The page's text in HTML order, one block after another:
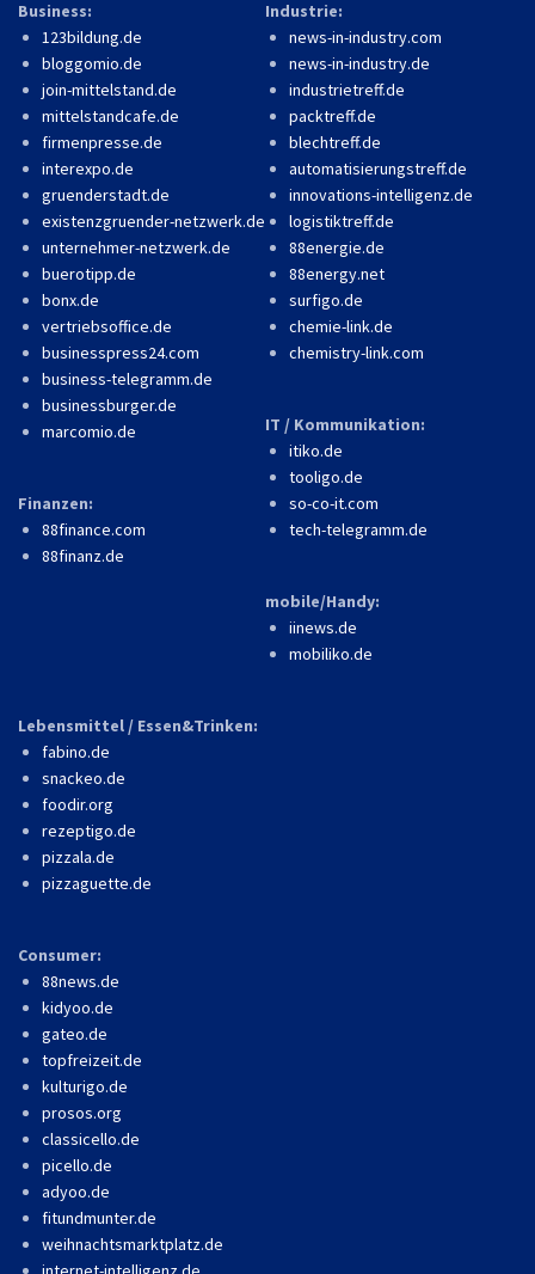
Business:
123bildung.de
bloggomio.de
join-mittelstand.de
mittelstandcafe.de
firmenpresse.de
interexpo.de
gruenderstadt.de
existenzgruender-netzwerk.de
unternehmer-netzwerk.de
buerotipp.de
bonx.de
vertriebsoffice.de
businesspress24.com
business-telegramm.de
businessburger.de
marcomio.de
Finanzen:
88finance.com
88finanz.de
Industrie:
news-in-industry.com
news-in-industry.de
industrietreff.de
packtreff.de
blechtreff.de
automatisierungstreff.de
innovations-intelligenz.de
logistiktreff.de
88energie.de
88energy.net
surfigo.de
chemie-link.de
chemistry-link.com
IT / Kommunikation:
itiko.de
tooligo.de
so-co-it.com
tech-telegramm.de
mobile/Handy:
iinews.de
mobiliko.de
Lebensmittel / Essen&Trinken:
fabino.de
snackeo.de
foodir.org
rezeptigo.de
pizzala.de
pizzaguette.de
Consumer:
88news.de
kidyoo.de
gateo.de
topfreizeit.de
kulturigo.de
prosos.org
classicello.de
picello.de
adyoo.de
fitundmunter.de
weihnachtsmarktplatz.de